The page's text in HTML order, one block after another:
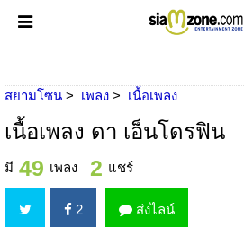
สยามโซน เพลง เนื้อเพลง
เนื้อเพลง ดา เอ็นโดรฟิน
มี 49 เพลง 2 แชร์
2 ส่งไลน์